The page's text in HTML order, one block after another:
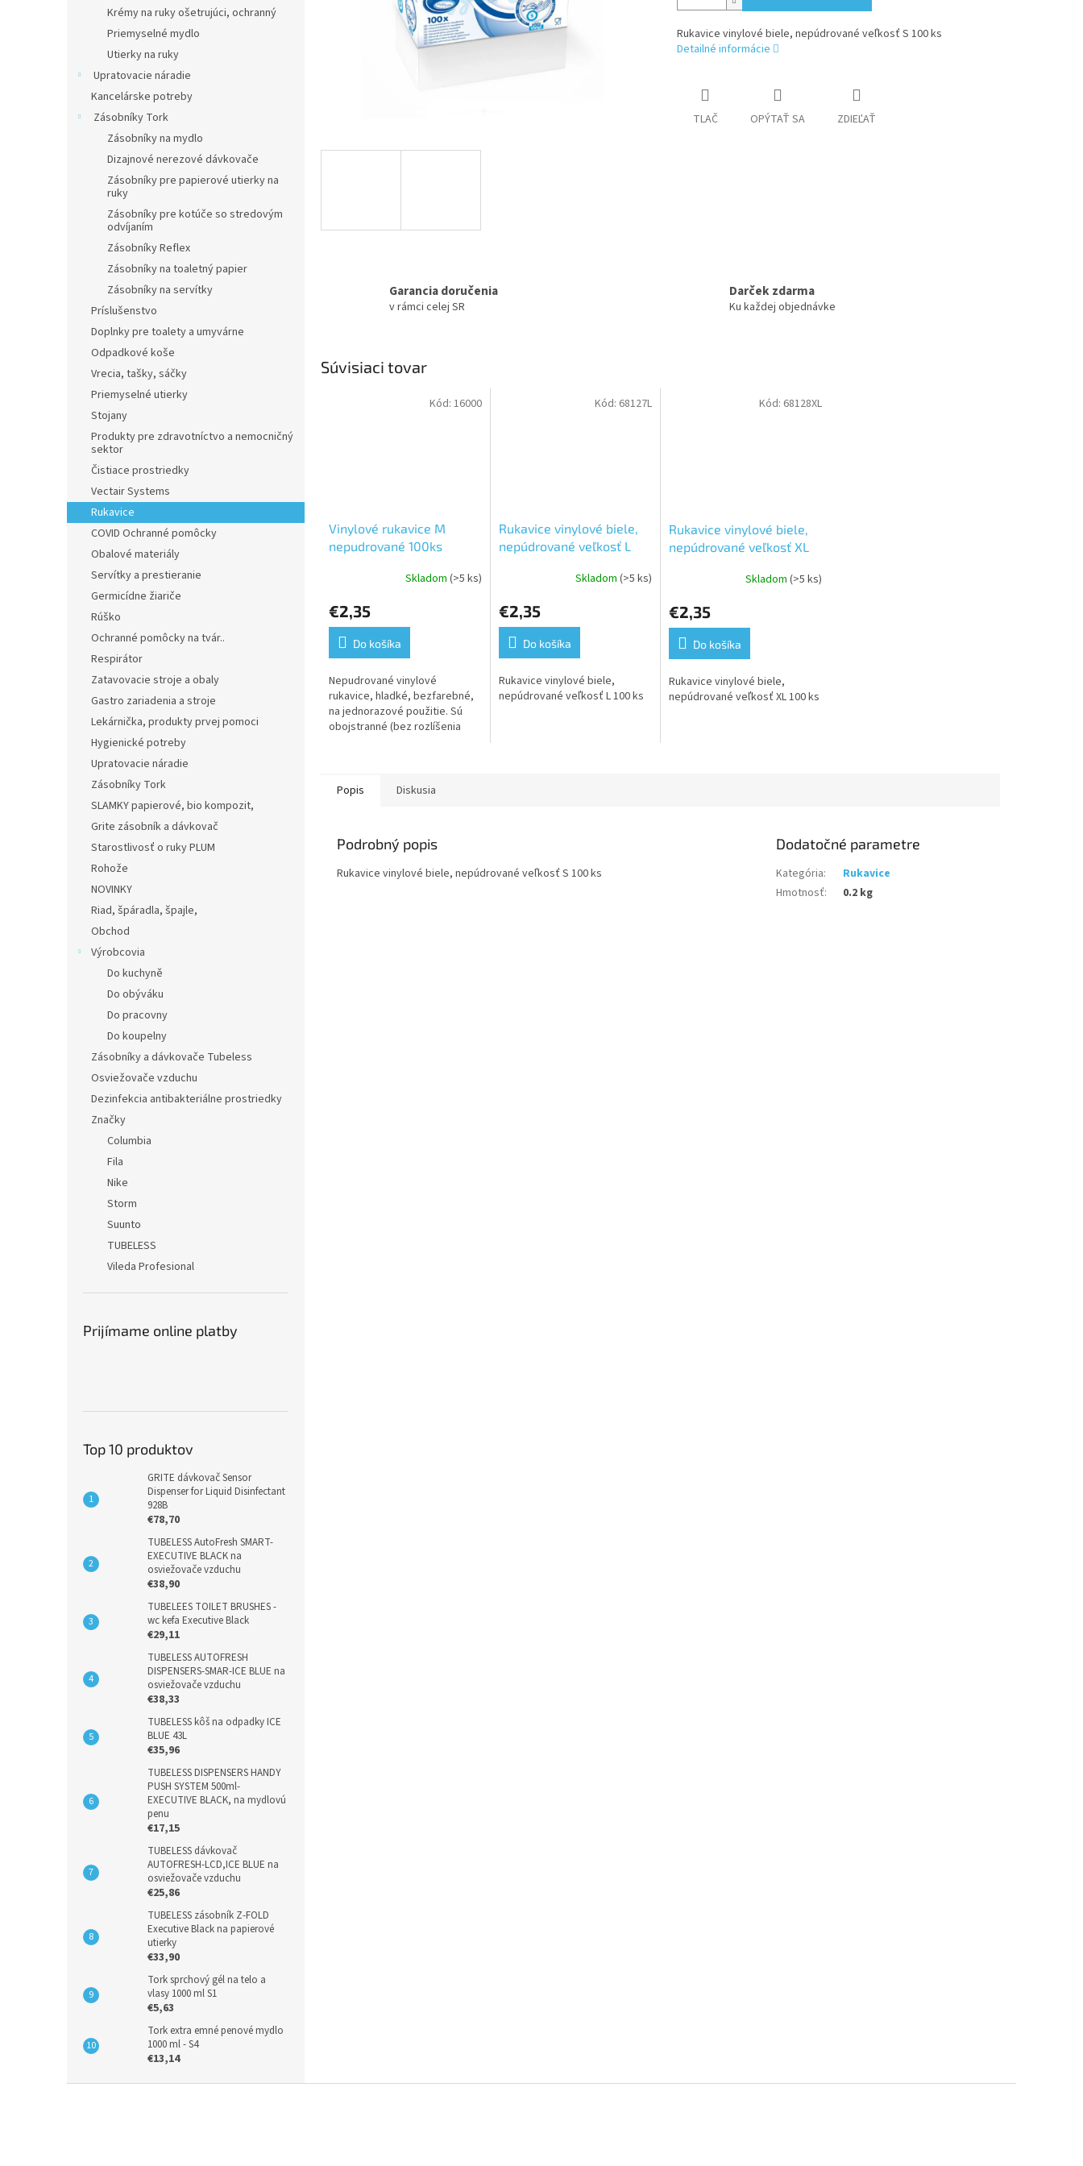
Krémy na ruky ošetrujúci, ochranný
Priemyselné mydlo
Utierky na ruky
Upratovacie náradie
Kancelárske potreby
Zásobníky Tork
Zásobníky na mydlo
Dizajnové nerezové dávkovače
Zásobníky pre papierové utierky na
ruky
Zásobníky pre kotúče so stredovým
odvíjaním
Zásobníky Reflex
Zásobníky na toaletný papier
Zásobníky na servítky
Príslušenstvo
Doplnky pre toalety a umyvárne
Odpadkové koše
Vrecia, tašky, sáčky
Priemyselné utierky
Stojany
Produkty pre zdravotníctvo a nemocničný
sektor
Čistiace prostriedky
Vectair Systems
Rukavice
COVID Ochranné pomôcky
Obalové materiály
Servítky a prestieranie
Germicídne žiariče
Rúško
Ochranné pomôcky na tvár..
Respirátor
Zatavovacie stroje a obaly
Gastro zariadenia a stroje
Lekárnička, produkty prvej pomoci
Hygienické potreby
Upratovacie náradie
Zásobníky Tork
SLAMKY papierové, bio kompozit,
Grite zásobník a dávkovač
Starostlivosť o ruky PLUM
Rohože
NOVINKY
Riad, špáradla, špajle,
Obchod
Výrobcovia
Do kuchyně
Do obýváku
Do pracovny
Do koupelny
Zásobníky a dávkovače Tubeless
Osviežovače vzduchu
Dezinfekcia antibakteriálne prostriedky
Značky
Columbia
Fila
Nike
Storm
Suunto
TUBELESS
Vileda Profesional
Prijímame online platby
Top 10 produktov
GRITE dávkovač Sensor
Dispenser for Liquid Disinfectant
928B
€78,70
TUBELESS AutoFresh SMART-
EXECUTIVE BLACK na
osviežovače vzduchu
€38,90
TUBELEES TOILET BRUSHES -
wc kefa Executive Black
€29,11
TUBELESS AUTOFRESH
DISPENSERS-SMAR-ICE BLUE na
osviežovače vzduchu
€38,33
TUBELESS kôš na odpadky ICE
BLUE 43L
€35,96
TUBELESS DISPENSERS HANDY
PUSH SYSTEM 500ml-
EXECUTIVE BLACK, na mydlovú
penu
€17,15
TUBELESS dávkovač
AUTOFRESH-LCD,ICE BLUE na
osviežovače vzduchu
€25,86
TUBELESS zásobník Z-FOLD
Executive Black na papierové
utierky
€33,90
Tork sprchový gél na telo a
vlasy 1000 ml S1
€5,63
Tork extra emné penové mydlo
1000 ml - S4
€13,14
Rukavice vinylové biele, nepúdrované veľkosť S 100 ks
Detailné informácie
TLAČ OPÝTAŤ SA ZDIEĽAŤ
Garancia doručenia
v rámci celej SR
Darček zdarma
Ku každej objednávke
Súvisiaci tovar
Vinylové rukavice M
nepudrované 100ks
produktu
je
5,0
z
hviezdičiek.
Skladom (>5 ks)
€2,35
Do košíka
Nepudrované vinylové
rukavice, hladké, bezfarebné,
na jednorazové použitie. Sú
obojstranné (bez rozlíšenia
Kód: 16000
Rukavice vinylové biele,
nepúdrované veľkosť L
produktu
je
5,0
z
hviezdičiek.
Skladom (>5 ks)
€2,35
Do košíka
Rukavice vinylové biele,
nepúdrované veľkosť L 100 ks
Kód: 68127L
Rukavice vinylové biele,
nepúdrované veľkosť XL
Skladom(>5 ks)
€2,35
Do košíka
Rukavice vinylové biele,
nepúdrované veľkosť XL 100 ks
Kód: 68128XL
Popis Diskusia
Podrobný popis
Rukavice vinylové biele, nepúdrované veľkosť S 100 ks
Dodatočné parametre
Kategória:
Rukavice
Hmotnosť: 0.2 kg